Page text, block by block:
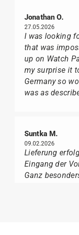
Jonathan O.
27.05.2026
I was looking
that was
up on Watch
my surprise it
Germany so
was as
Suntka M.
09.02.2026
Lieferung
Eingang der
Ganz
geliefert